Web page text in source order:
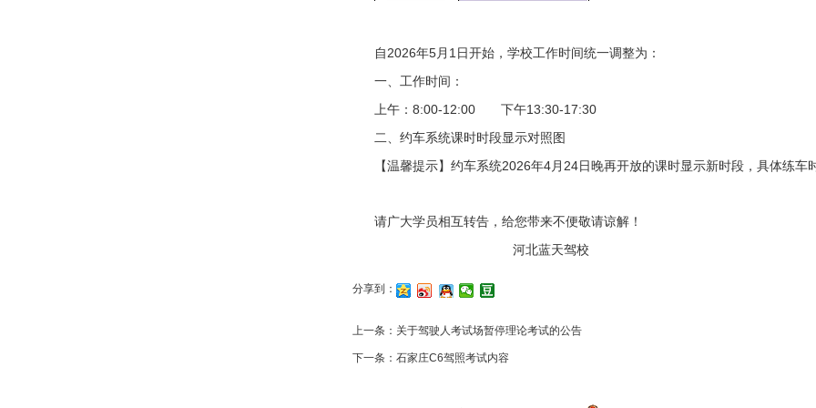
自2026年5月1日开始，学校工作时间统一调整为：
一、工作时间：
上午：8:00-12:00 下午13:30-17:30
二、约车系统课时时段显示对照图
【温馨提示】约车系统2026年4月24日晚再开放的课时显示新时段，具体练车
请广大学员相互转告，给您带来不便敬请谅解！
河北蓝天驾校
分享到：
上一条： 关于驾驶人考试场暂停理论考试的公告
下一条： 石家庄C6驾照考试内容